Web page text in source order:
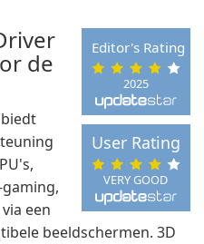
2025
Editor's Rating
VERY GOOD
User Rating
de
een
beeldschermen. 3D